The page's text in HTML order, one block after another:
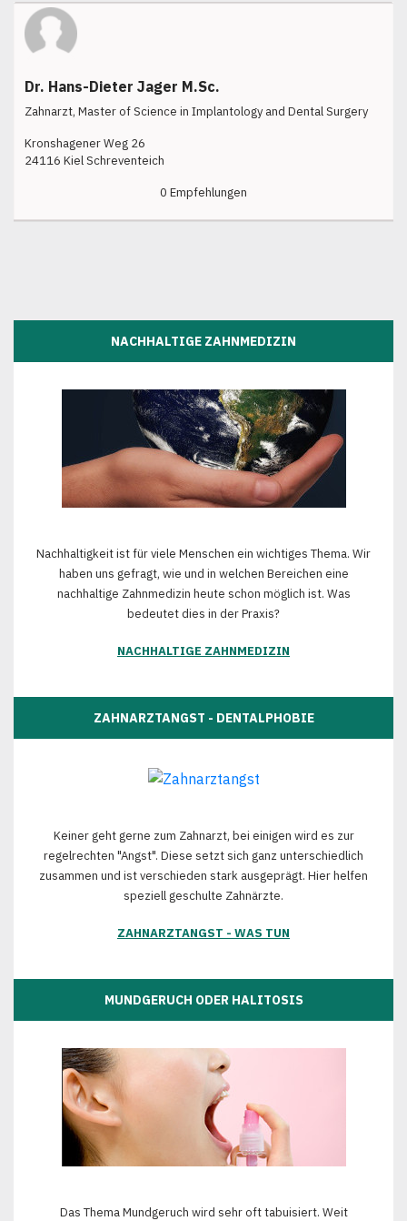
Dr. Hans-Dieter Jager M.Sc.
Zahnarzt, Master of Science in Implantology and Dental Surgery
Kronshagener Weg 26
24116 Kiel Schreventeich
0 Empfehlungen
NACHHALTIGE ZAHNMEDIZIN
Nachhaltigkeit ist für viele Menschen ein wichtiges Thema. Wir
haben uns gefragt, wie und in welchen Bereichen eine
nachhaltige Zahnmedizin heute schon möglich ist. Was
bedeutet dies in der Praxis?
NACHHALTIGE ZAHNMEDIZIN
ZAHNARZTANGST - DENTALPHOBIE
Keiner geht gerne zum Zahnarzt, bei einigen wird es zur
regelrechten "Angst". Diese setzt sich ganz unterschiedlich
zusammen und ist verschieden stark ausgeprägt. Hier helfen
speziell geschulte Zahnärzte.
ZAHNARZTANGST - WAS TUN
MUNDGERUCH ODER HALITOSIS
Das Thema Mundgeruch wird sehr oft tabuisiert. Weit